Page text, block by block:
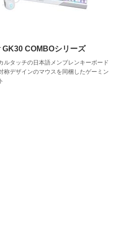
COMBOシリーズ
ルタッチの日本語メンブレンキーボード
称デザインのマウスを同梱したゲーミン